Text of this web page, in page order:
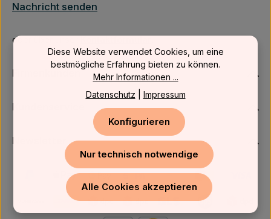
Nachricht senden
oder über unser
Firmenkunden
Kundenservice
Newsletter
Diese Website verwendet Cookies, um eine
bestmögliche Erfahrung bieten zu können.
Mehr Informationen ...
Datenschutz
Impressum
Nur technisch notwendige
Konfigurieren
Alle Cookies akzeptieren